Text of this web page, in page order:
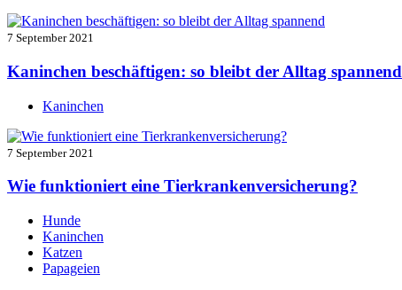
7 September 2021
Kaninchen beschäftigen: so bleibt der Alltag spannend
Kaninchen
7 September 2021
Wie funktioniert eine Tierkrankenversicherung?
Hunde
Kaninchen
Katzen
Papageien